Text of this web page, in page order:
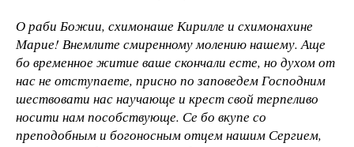
О раби Божии, схимонаше Кирилле и схимонахине
Марие! Внемлите смиренному молению нашему. Аще
бо временное житие ваше скончали есте, но духом от
нас не отступаете, присно по заповедем Господним
шествовати нас научающе и крест свой терпеливо
носити нам пособствующе. Се бо вкупе со
преподобным и богоносным отцем нашим Сергием,